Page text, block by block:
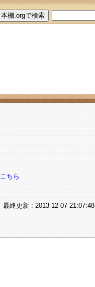
こちら
最終更新: 2013-12-07